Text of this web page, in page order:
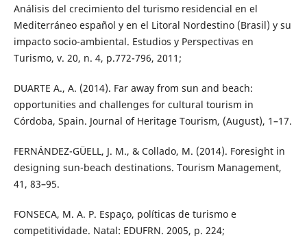
Análisis del crecimiento del turismo residencial en el
Mediterráneo español y en el Litoral Nordestino (Brasil) y su
impacto socio-ambiental. Estudios y Perspectivas en
Turismo, v. 20, n. 4, p.772-796, 2011;
DUARTE A., A. (2014). Far away from sun and beach:
opportunities and challenges for cultural tourism in
Córdoba, Spain. Journal of Heritage Tourism, (August), 1–17.
FERNÁNDEZ-GÜELL, J. M., & Collado, M. (2014). Foresight in
designing sun-beach destinations. Tourism Management,
41, 83–95.
FONSECA, M. A. P. Espaço, políticas de turismo e
competitividade. Natal: EDUFRN. 2005, p. 224;